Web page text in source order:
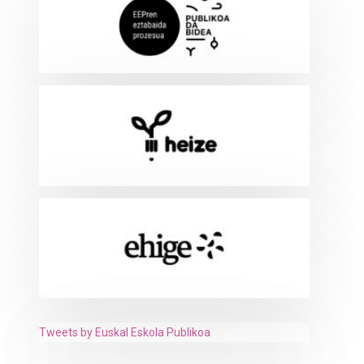
Tweets by Euskal Eskola Publikoa